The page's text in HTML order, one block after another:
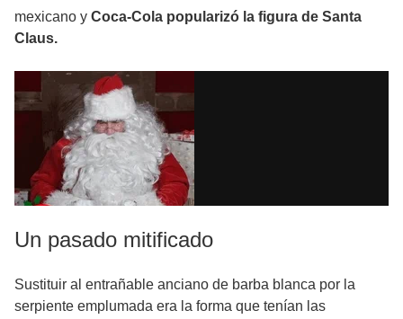
mexicano y Coca-Cola popularizó la figura de Santa
Claus.
Un pasado mitificado
Sustituir al entrañable anciano de barba blanca por la
serpiente emplumada era la forma que tenían las